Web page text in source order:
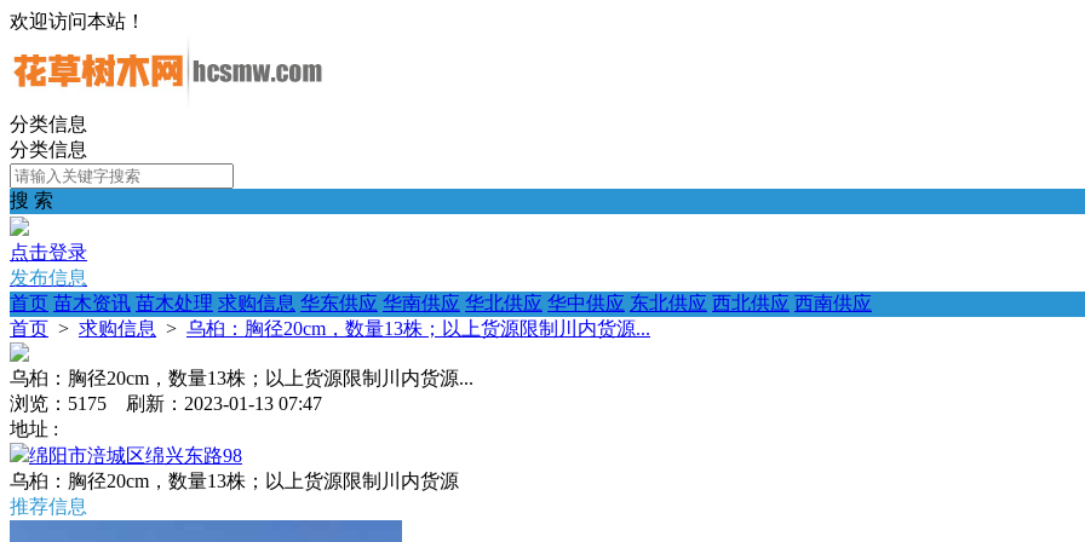
欢迎访问本站！
分类信息
分类信息
搜 索
点击登录
发布信息
首页 苗木资讯 苗木处理 求购信息 华东供应 华南供应 华北供应 华中供应 东北供应 西北供应 西南供应
首页 > 求购信息 > 乌桕：胸径20cm，数量13株；以上货源限制川内货源...
乌桕：胸径20cm，数量13株；以上货源限制川内货源...
浏览：5175 刷新：2023-01-13 07:47
地址 :
绵阳市涪城区绵兴东路98
乌桕：胸径20cm，数量13株；以上货源限制川内货源
推荐信息